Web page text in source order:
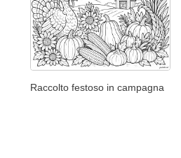
Raccolto festoso in campagna